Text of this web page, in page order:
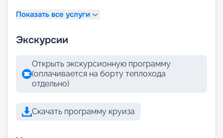
Показать все услуги
Экскурсии
Открыть экскурсионную программу
(оплачивается на борту теплохода
отдельно)
Скачать программу круиза